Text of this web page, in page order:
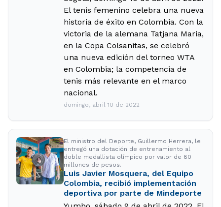
El tenis femenino celebra una nueva
historia de éxito en Colombia. Con la
victoria de la alemana Tatjana Maria,
en la Copa Colsanitas, se celebró
una nueva edición del torneo WTA
en Colombia; la competencia de
tenis más relevante en el marco
nacional.
domingo, abril 10 de 2022
El ministro del Deporte, Guillermo Herrera, le
entregó una dotación de entrenamiento al
doble medallista olímpico por valor de 80
millones de pesos.
Luis Javier Mosquera, del Equipo
Colombia, recibió implementación
deportiva por parte de Mindeporte